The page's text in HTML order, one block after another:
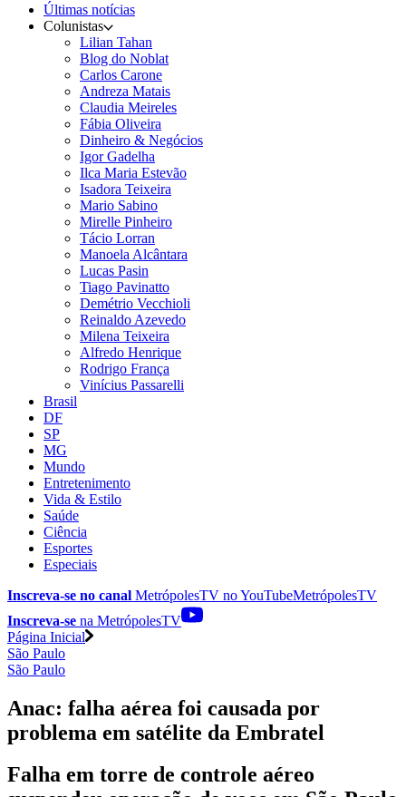
Últimas notícias
Colunistas
Lilian Tahan
Blog do Noblat
Carlos Carone
Andreza Matais
Claudia Meireles
Fábia Oliveira
Dinheiro & Negócios
Igor Gadelha
Ilca Maria Estevão
Isadora Teixeira
Mario Sabino
Mirelle Pinheiro
Tácio Lorran
Manoela Alcântara
Lucas Pasin
Tiago Pavinatto
Demétrio Vecchioli
Reinaldo Azevedo
Milena Teixeira
Alfredo Henrique
Rodrigo França
Vinícius Passarelli
Brasil
DF
SP
MG
Mundo
Entretenimento
Vida & Estilo
Saúde
Ciência
Esportes
Especiais
Inscreva-se no canal MetrópolesTV noYouTubeMetrópolesTV
Inscreva-se na MetrópolesTV
Página Inicial
São Paulo
São Paulo
Anac: falha aérea foi causada por
problema em satélite da Embratel
Falha em torre de controle aéreo